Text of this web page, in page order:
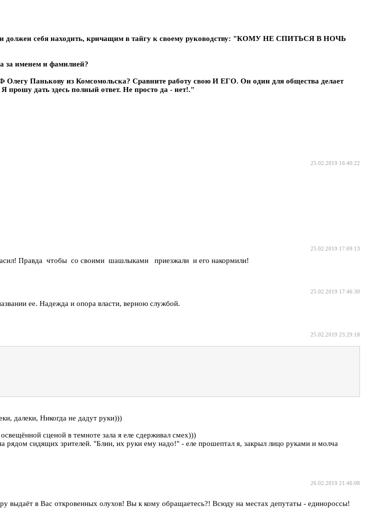
и должен себя находить, кричащим в тайгу к своему руководству: "КОМУ НЕ СПИТЬСЯ В НОЧЬ
за именем и фамилией?
Панькову из Комсомольска? Сравните работу свою И ЕГО. Он один для общества делает
прошу дать здесь полный ответ. Не просто да - нет!."
25.02.2019 16:40:22
25.02.2019 17:09:13
Правда чтобы со своими шашлыками приезжали и его накормили!
25.02.2019 17:46:30
ее. Надежда и опора власти, верною службой.
25.02.2019 23:29:18
далеки, Никогда не дадут руки)))
сценой в темноте зала я еле сдерживал смех)))
сидящих зрителей. "Блин, их руки ему надо!" - еле прошептал я, закрыл лицо руками и молча
26.02.2019 21:46:08
выдаёт в Вас откровенных олухов! Вы к кому обращаетесь?! Всюду на местах депутаты - единороссы!